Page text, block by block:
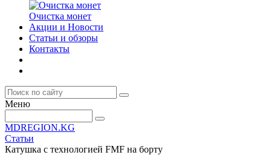
Очистка монет
Акции и Новости
Статьи и обзоры
Контакты
Меню
MDREGION.KG
Статьи
Катушка с технологией FMF на борту